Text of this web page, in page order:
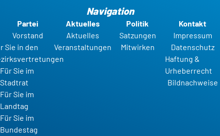
Navigation
Partei
Vorstand
Sie in den
Für Sie im
Stadtrat
Für Sie im
Landtag
Für Sie im
Bundestag
Aktuelles
Aktuelles
Veranstaltungen
Politik
Satzungen
Mitwirken
Kontakt
Impressum
Datenschutz
Haftung &
Urheberrecht
Bildnachweise